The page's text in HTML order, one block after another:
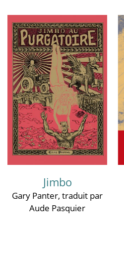
Jimbo
Gary Panter, traduit par
Aude Pasquier